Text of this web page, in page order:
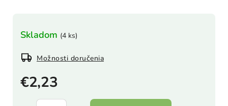
€2,23
Skladom (4 ks)
Možnosti doručenia